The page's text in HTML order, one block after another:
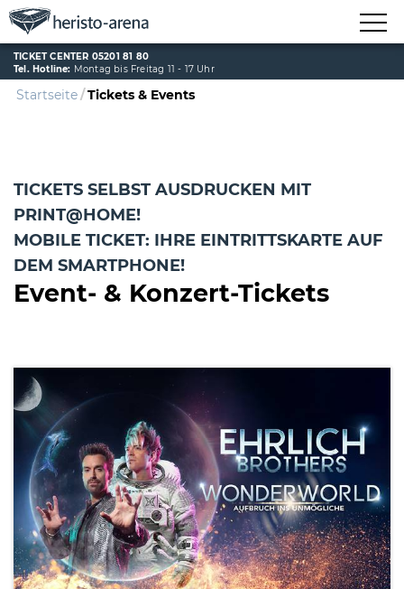
International
TICKET CENTER 05201 81 80
Tel. Hotline: Montag bis Freitag 11 - 17 Uhr
Startseite Tickets & Events
TICKETS SELBST AUSDRUCKEN MIT
PRINT@HOME!
MOBILE TICKET: IHRE EINTRITTSKARTE AUF
DEM SMARTPHONE!
Event- & Konzert-Tickets